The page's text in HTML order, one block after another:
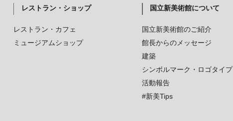
レストラン・ショップ
レストラン・カフェ
ミュージアムショップ
国立新美術館について
国立新美術館のご紹介
館長からのメッセージ
建築
シンボルマーク・ロゴタイプ
活動報告
#新美Tips